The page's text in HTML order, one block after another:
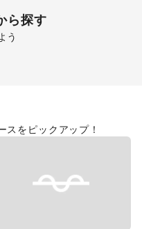
ら探す
う
スをピックアップ！